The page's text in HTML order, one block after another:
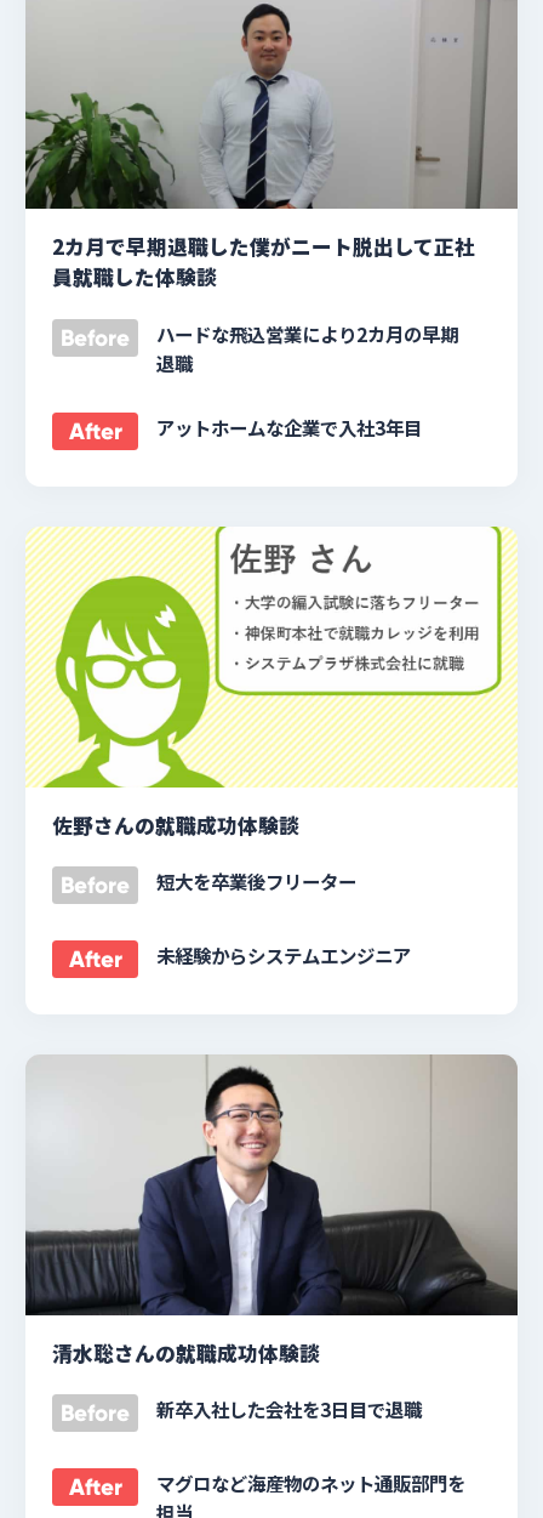
2カ月で早期退職した僕がニート脱出して正社
員就職した体験談
Before
ハードな飛込営業により2カ月の早期
退職
After アットホームな企業で入社3年目
佐野さんの就職成功体験談
Before 短大を卒業後フリーター
After 未経験からシステムエンジニア
清水聡さんの就職成功体験談
Before 新卒入社した会社を3日目で退職
After
マグロなど海産物のネット通販部門を
担当